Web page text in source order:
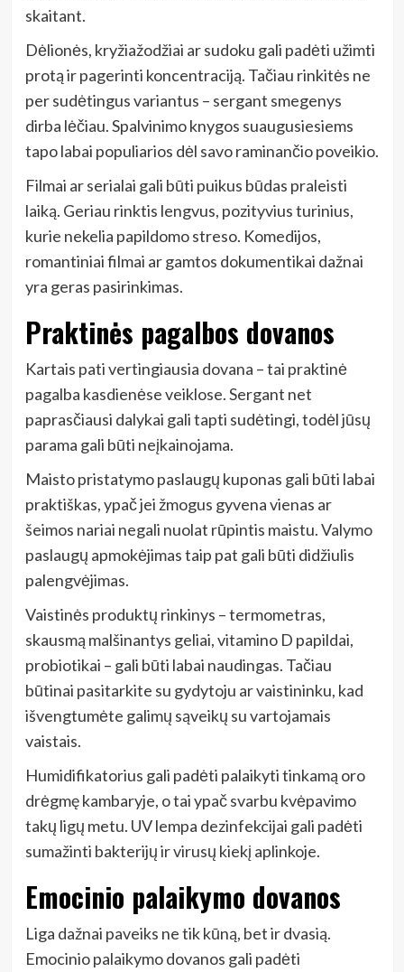
skaitant.
Dėlionės, kryžiažodžiai ar sudoku gali padėti užimti
protą ir pagerinti koncentraciją. Tačiau rinkitės ne
per sudėtingus variantus – sergant smegenys
dirba lėčiau. Spalvinimo knygos suaugusiesiems
tapo labai populiarios dėl savo raminančio poveikio.
Filmai ar serialai gali būti puikus būdas praleisti
laiką. Geriau rinktis lengvus, pozityvius turinius,
kurie nekelia papildomo streso. Komedijos,
romantiniai filmai ar gamtos dokumentikai dažnai
yra geras pasirinkimas.
Praktinės pagalbos dovanos
Kartais pati vertingiausia dovana – tai praktinė
pagalba kasdienėse veiklose. Sergant net
paprasčiausi dalykai gali tapti sudėtingi, todėl jūsų
parama gali būti neįkainojama.
Maisto pristatymo paslaugų kuponas gali būti labai
praktiškas, ypač jei žmogus gyvena vienas ar
šeimos nariai negali nuolat rūpintis maistu. Valymo
paslaugų apmokėjimas taip pat gali būti didžiulis
palengvėjimas.
Vaistinės produktų rinkinys – termometras,
skausmą malšinantys geliai, vitamino D papildai,
probiotikai – gali būti labai naudingas. Tačiau
būtinai pasitarkite su gydytoju ar vaistininku, kad
išvengtumėte galimų sąveikų su vartojamais
vaistais.
Humidifikatorius gali padėti palaikyti tinkamą oro
drėgmę kambaryje, o tai ypač svarbu kvėpavimo
takų ligų metu. UV lempa dezinfekcijai gali padėti
sumažinti bakterijų ir virusų kiekį aplinkoje.
Emocinio palaikymo dovanos
Liga dažnai paveiks ne tik kūną, bet ir dvasią.
Emocinio palaikymo dovanos gali padėti